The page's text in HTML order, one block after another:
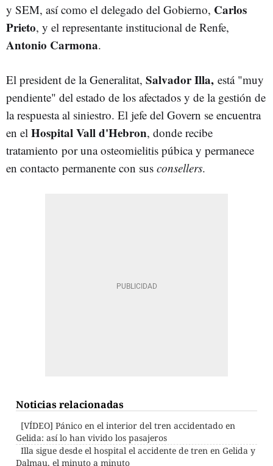
y SEM, así como el delegado del Gobierno, Carlos
Prieto, y el representante institucional de Renfe,
Antonio Carmona.
El president de la Generalitat, Salvador Illa, está "muy
pendiente" del estado de los afectados y de la gestión de
la respuesta al siniestro. El jefe del Govern se encuentra
en el Hospital Vall d'Hebron, donde recibe
tratamiento por una osteomielitis púbica y permanece
en contacto permanente con sus consellers.
Noticias relacionadas
[VÍDEO] Pánico en el interior del tren accidentado en
Gelida: así lo han vivido los pasajeros
Illa sigue desde el hospital el accidente de tren en Gelida y
Dalmau, el minuto a minuto